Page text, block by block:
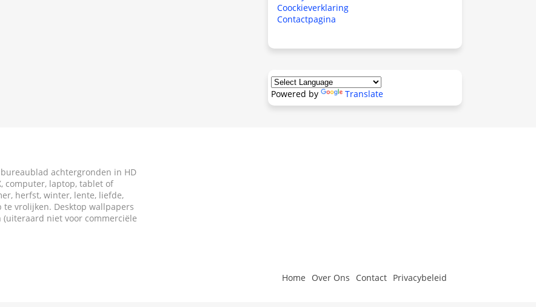
Coockieverklaring
Contactpagina
Powered by Translate
achtergronden in HD
computer, laptop, tablet of
herfst, winter, lente, liefde,
vrolijken. Desktop wallpapers
niet voor commerciële
Home Over Ons Contact Privacybeleid